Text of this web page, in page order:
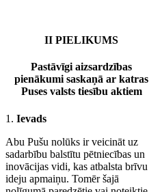
II PIELIKUMS
Pastāvīgi aizsardzības
pienākumi saskaņā ar katras
Puses valsts tiesību aktiem
1. Ievads
Abu Pušu nolūks ir veicināt uz
sadarbību balstītu pētniecības un
inovācijas vidi, kas atbalsta brīvu
ideju apmaiņu. Tomēr šajā